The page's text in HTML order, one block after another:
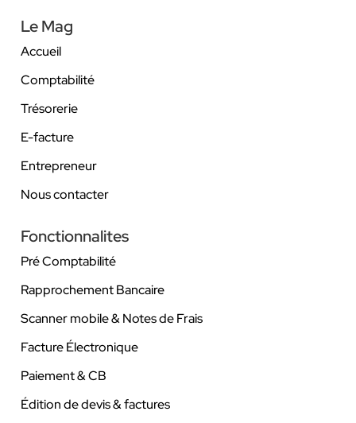
Le Mag
Accueil
Comptabilité
Trésorerie
E-facture
Entrepreneur
Nous contacter
Fonctionnalites
Pré Comptabilité
Rapprochement Bancaire
Scanner mobile & Notes de Frais
Facture Électronique
Paiement & CB
Édition de devis & factures